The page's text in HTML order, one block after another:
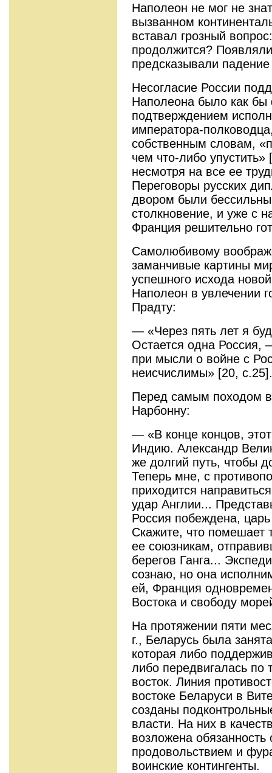
Наполеон не мог не
вызванном
вставал грозный
продолжится?
предсказывали
Несогласие России
Наполеона было как бы
подтверждением
императора-
собственным словам,
чем что-либо
несмотря на все ее
Переговоры русских
двором были бессильны
столкновение, и уже с
Франция решительно
Самолюбивому
заманчивые картины
успешного исхода
Наполеон в увлечении
Прадту:
— «Через пять лет я
Остается одна
при мысли о войне с
неисчислимы» [20, с.25].
Перед самым походом
Нарбонну:
— «В конце концов,
Индию. Александр
же долгий путь, чтобы
Теперь мне, с
приходится
удар Англии...
Россия побеждена,
Скажите, что помешает
ее союзникам,
берегов Ганга...
сознаю, но она
ей, Франция
Востока и свободу
На протяжении пяти
г., Беларусь была
которая либо
либо передвигалась по
восток. Линия
востоке Беларуси в
созданы
власти. На них в
возложена обязанность
продовольствием и
воинские контингенты.